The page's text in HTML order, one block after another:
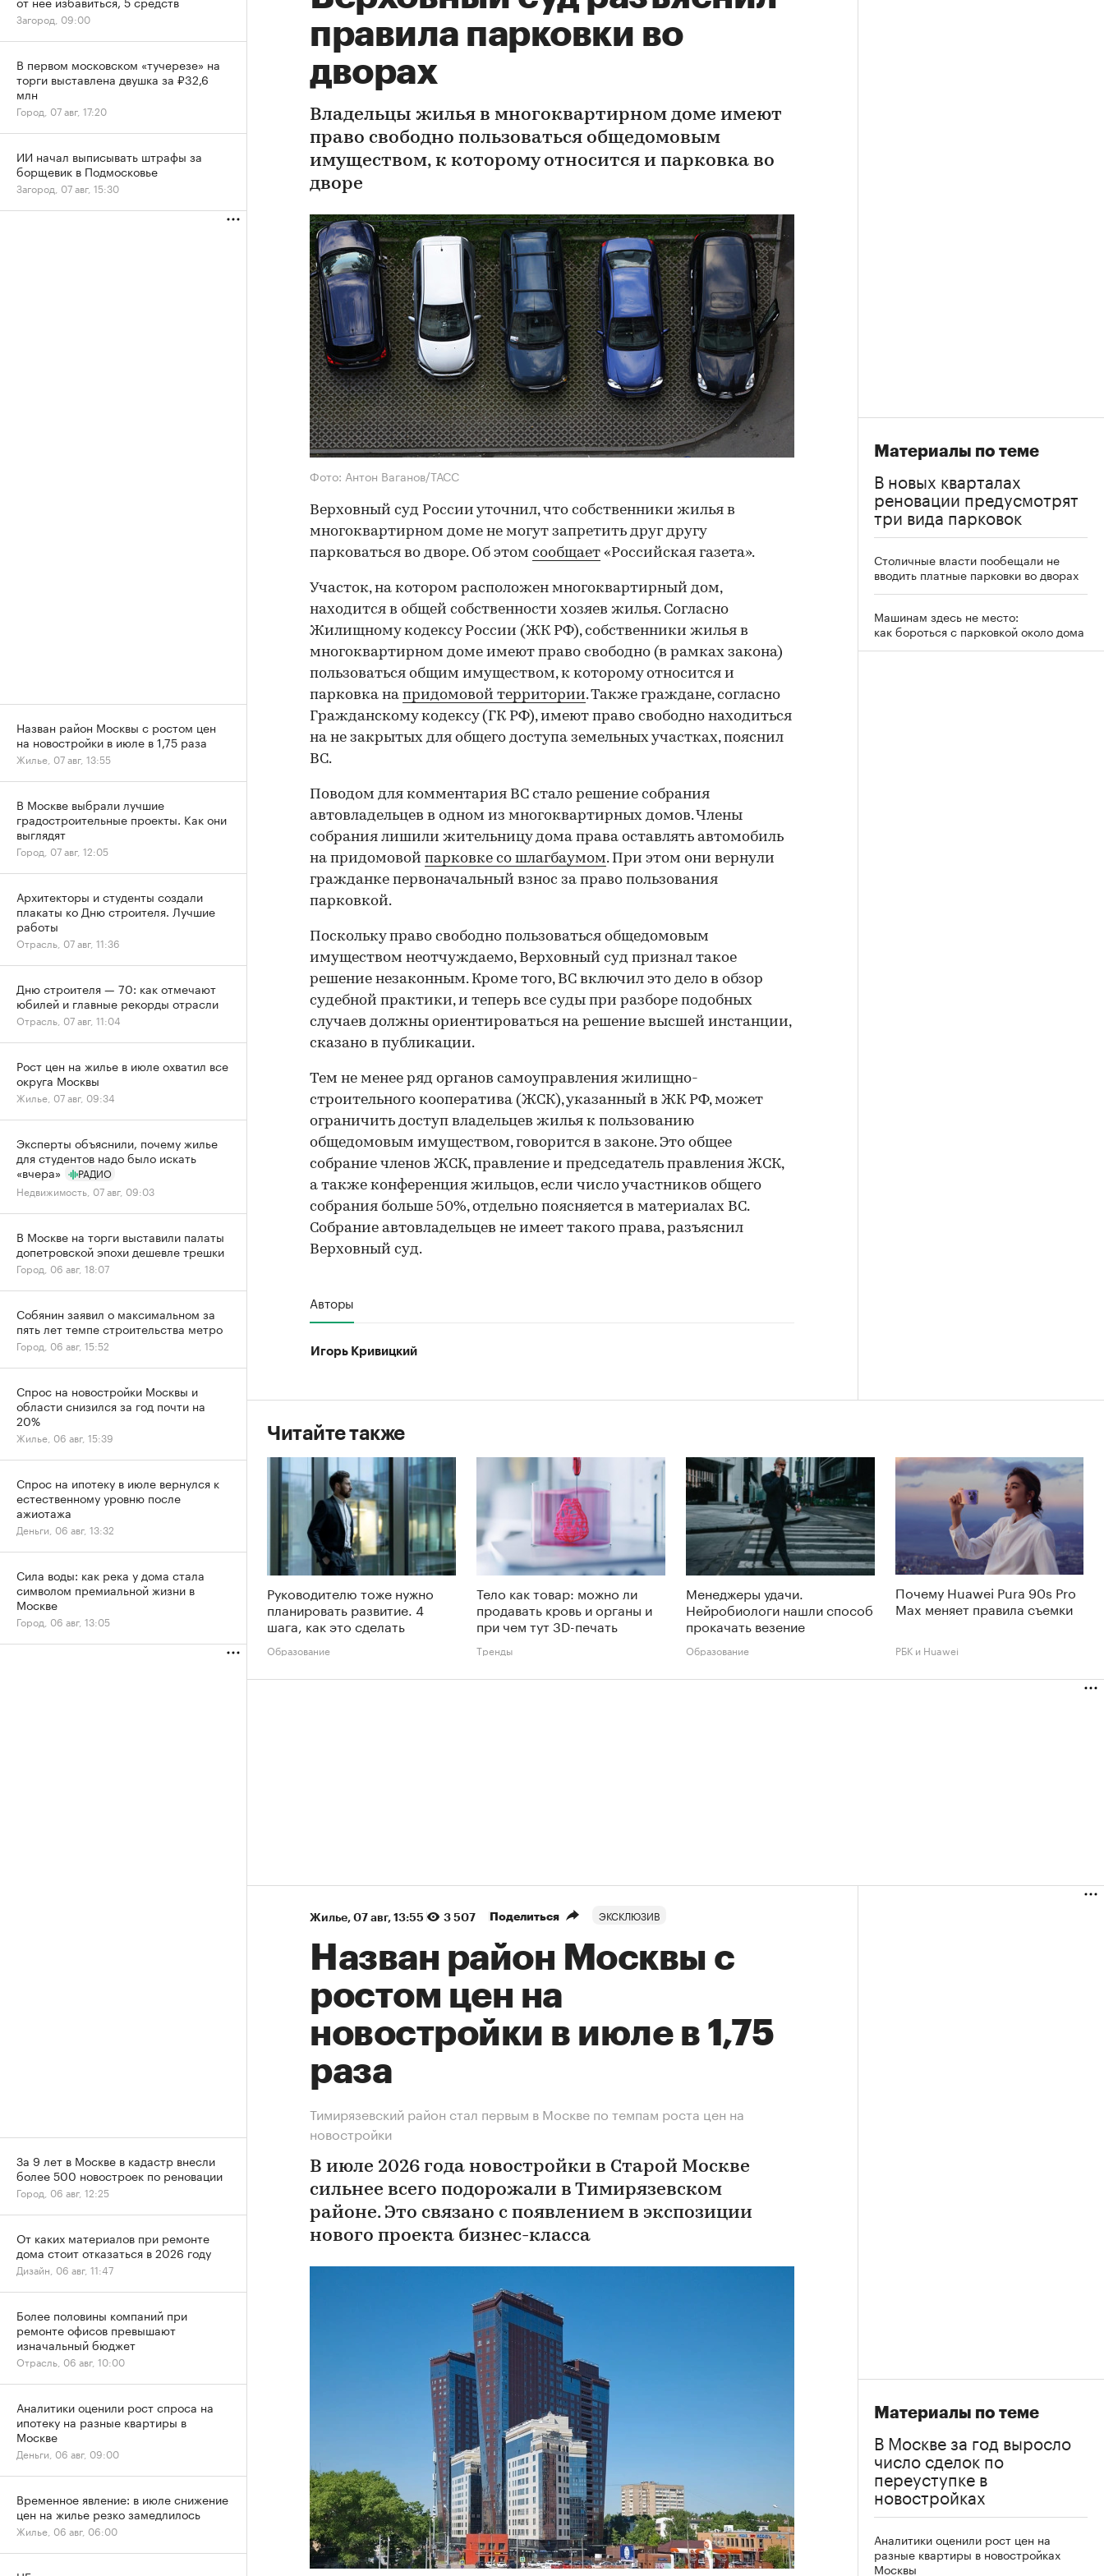
правила парковки во
дворах
Владельцы жилья в многоквартирном доме имеют
право свободно пользоваться общедомовым
имуществом, к которому относится и парковка во
дворе
Фото: Антон Ваганов/ТАСС
Верховный суд России уточнил, что собственники жилья в
многоквартирном доме не могут запретить друг другу
парковаться во дворе. Об этом сообщает «Российская газета».
Участок, на котором расположен многоквартирный дом,
находится в общей собственности хозяев жилья. Согласно
Жилищному кодексу России (ЖК РФ), собственники жилья в
многоквартирном доме имеют право свободно (в рамках закона)
пользоваться общим имуществом, к которому относится и
парковка на придомовой территории. Также граждане, согласно
Гражданскому кодексу (ГК РФ), имеют право свободно находиться
на не закрытых для общего доступа земельных участках, пояснил
ВС.
Поводом для комментария ВС стало решение собрания
автовладельцев в одном из многоквартирных домов. Члены
собрания лишили жительницу дома права оставлять автомобиль
на придомовой парковке со шлагбаумом. При этом они вернули
гражданке первоначальный взнос за право пользования
парковкой.
Поскольку право свободно пользоваться общедомовым
имуществом неотчуждаемо, Верховный суд признал такое
решение незаконным. Кроме того, ВС включил это дело в обзор
судебной практики, и теперь все суды при разборе подобных
случаев должны ориентироваться на решение высшей инстанции,
сказано в публикации.
Тем не менее ряд органов самоуправления жилищно-
строительного кооператива (ЖСК), указанный в ЖК РФ, может
ограничить доступ владельцев жилья к пользованию
общедомовым имуществом, говорится в законе. Это общее
собрание членов ЖСК, правление и председатель правления ЖСК,
а также конференция жильцов, если число участников общего
собрания больше 50%, отдельно поясняется в материалах ВС.
Собрание автовладельцев не имеет такого права, разъяснил
Верховный суд.
Авторы
Игорь Кривицкий
Материалы по теме
В новых кварталах
реновации предусмотрят
три вида парковок
Столичные власти пообещали не
вводить платные парковки во дворах
Машинам здесь не место:
как бороться с парковкой около дома
Читайте также
Руководителю тоже нужно
планировать развитие. 4
шага, как это сделать
Образование
Тело как товар: можно ли
продавать кровь и органы и
при чем тут 3D-печать
Тренды
Менеджеры удачи.
Нейробиологи нашли способ
прокачать везение
Образование
Почему Huawei Pura 90s Pro
Max меняет правила съемки
РБК и Huawei
Жилье⁠, 07 авг, 13:55 3 507 Поделиться ЭКСКЛЮЗИВ
Назван район Москвы с
ростом цен на
новостройки в июле в 1,75
раза
Тимирязевский район стал первым в Москве по темпам роста цен на
новостройки
В июле 2026 года новостройки в Старой Москве
сильнее всего подорожали в Тимирязевском
районе. Это связано с появлением в экспозиции
нового проекта бизнес-класса
Материалы по теме
В Москве за год выросло
число сделок по
переуступке в
новостройках
Аналитики оценили рост цен на
разные квартиры в новостройках
Москвы
Загород, 09:00
В первом московском «тучерезе» на
торги выставлена двушка за ₽32,6
млн
Город, 07 авг, 17:20
ИИ начал выписывать штрафы за
борщевик в Подмосковье
Загород, 07 авг, 15:30
Назван район Москвы с ростом цен
на новостройки в июле в 1,75 раза
Жилье, 07 авг, 13:55
В Москве выбрали лучшие
градостроительные проекты. Как они
выглядят
Город, 07 авг, 12:05
Архитекторы и студенты создали
плакаты ко Дню строителя. Лучшие
работы
Отрасль, 07 авг, 11:36
Дню строителя — 70: как отмечают
юбилей и главные рекорды отрасли
Отрасль, 07 авг, 11:04
Рост цен на жилье в июле охватил все
округа Москвы
Жилье, 07 авг, 09:34
Эксперты объяснили, почему жилье
для студентов надо было искать
«вчера»
РАДИО
Недвижимость, 07 авг, 09:03
В Москве на торги выставили палаты
допетровской эпохи дешевле трешки
Город, 06 авг, 18:07
Собянин заявил о максимальном за
пять лет темпе строительства метро
Город, 06 авг, 15:52
Спрос на новостройки Москвы и
области снизился за год почти на
20%
Жилье, 06 авг, 15:39
Спрос на ипотеку в июле вернулся к
естественному уровню после
ажиотажа
Деньги, 06 авг, 13:32
Сила воды: как река у дома стала
символом премиальной жизни в
Москве
Город, 06 авг, 13:05
За 9 лет в Москве в кадастр внесли
более 500 новостроек по реновации
Город, 06 авг, 12:25
От каких материалов при ремонте
дома стоит отказаться в 2026 году
Дизайн, 06 авг, 11:47
Более половины компаний при
ремонте офисов превышают
изначальный бюджет
Отрасль, 06 авг, 10:00
Аналитики оценили рост спроса на
ипотеку на разные квартиры в
Москве
Деньги, 06 авг, 09:00
Временное явление: в июле снижение
цен на жилье резко замедлилось
Жилье, 06 авг, 06:00